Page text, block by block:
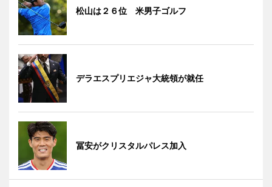
松山は２６位 米男子ゴルフ
デラエスプリエジャ大統領が就任
冨安がクリスタルパレス加入